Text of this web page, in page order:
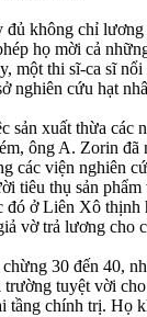
không chỉ
họ mời cả
một thi sĩ-ca sĩ
nghiên cứu hạt
sản xuất thừa các
ông A. Zorin
các viện nghiên
tiêu thụ sản
ở Liên Xô thịnh
vờ trả lương cho
30 đến 40,
tuyệt vời
tầng chính trị. Họ